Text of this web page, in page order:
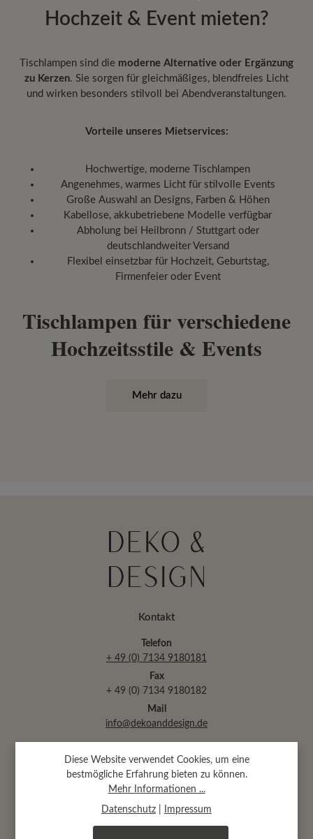
Hochzeit & Event mieten?
Tischlampen sind die moderne Alternative oder Ergänzung
zu Kerzen. Sie sorgen für gleichmäßiges, blendfreies Licht
und wirken besonders stilvoll bei Abendveranstaltungen.
Vorteile unseres Mietservices:
Hochwertige, moderne Tischlampen
Angenehmes, warmes Licht für stilvolle Events
Große Auswahl an Designs, Farben & Höhen
Kabellose, akkubetriebene Modelle verfügbar
Abholung bei Heilbronn / Stuttgart oder
deutschlandweiter Versand
Flexibel einsetzbar für Hochzeit, Geburtstag,
Firmenfeier oder Event
Tischlampen für verschiedene
Hochzeitsstile & Events
Mehr dazu
Kontakt
Telefon
+ 49 (0) 7134 9180181
Fax
+ 49 (0) 7134 9180182
Mail
info@dekoanddesign.de
Abtsäckerstr. 30 · 74189 Weinsberg
(bei Heilbronn)
Diese Website verwendet Cookies, um eine
bestmögliche Erfahrung bieten zu können.
Mehr Informationen ...
Datenschutz Impressum